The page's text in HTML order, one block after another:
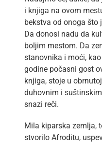
i knjiga na ovom
bekstva od onoga što
Da donosi nadu da
boljim mestom. Da
stanovnika i moći,
godine počasni gost
knjiga, stoje u
duhovnim i
snazi reči.
Mila kiparska zemlja,
stvorilo Afroditu,